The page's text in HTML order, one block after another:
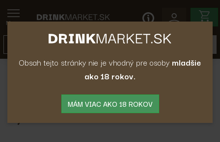
Obsah tejto stránky nie je vhodný pre osoby mladšie
ako 18 rokov.
MÁM VIAC AKO 18 ROKOV
Menu
Tmavý Rum Rum Barcelo Imperial 38% 0,7L
Rum Barcelo Imperial 38%